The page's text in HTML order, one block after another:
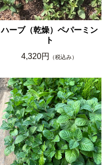
ハーブ（乾燥）ペパーミン
ト
4,320円
（税込み）